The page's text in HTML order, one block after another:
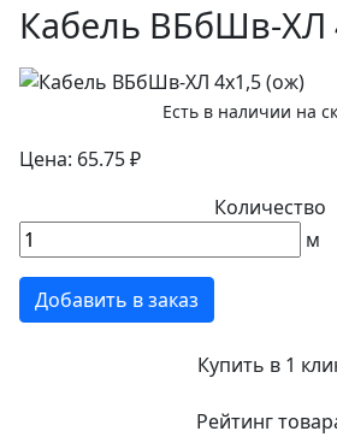
Кабель ВБбШв-ХЛ
Есть в наличии на
Цена: 65.75 ₽
Количество
м
Добавить в заказ
Купить в 1
Рейтинг